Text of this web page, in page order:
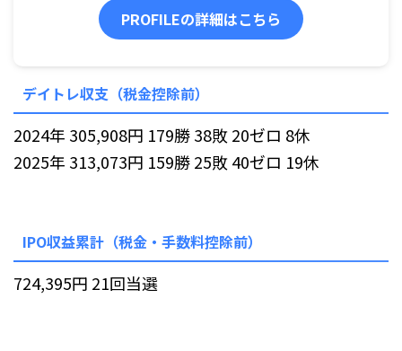
PROFILEの詳細はこちら
デイトレ収支（税金控除前）
2024年 305,908円 179勝 38敗 20ゼロ 8休
2025年 313,073円 159勝 25敗 40ゼロ 19休
IPO収益累計（税金・手数料控除前）
724,395円 21回当選